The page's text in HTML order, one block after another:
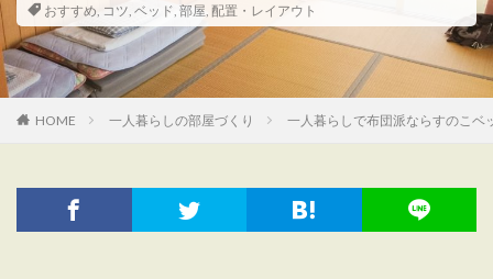
おすすめ, コツ, ベッド, 部屋, 配置・レイアウト
HOME 一人暮らしの部屋づくり 一人暮らしで布団派ならすのこベ